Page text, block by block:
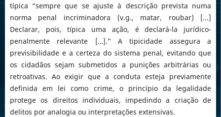
típica “sempre que se ajuste à descrição prevista numa
norma penal incriminadora (v.g., matar, roubar) [...]
Declarar, pois, típica uma ação, é declará-la jurídico-
penalmente relevante […].” A tipicidade assegura a
previsibilidade e a certeza do sistema penal, evitando que
os cidadãos sejam submetidos a punições arbitrárias ou
retroativas. Ao exigir que a conduta esteja previamente
definida em lei como crime, o princípio da legalidade
protege os direitos individuais, impedindo a criação de
delitos por analogia ou interpretações extensivas.